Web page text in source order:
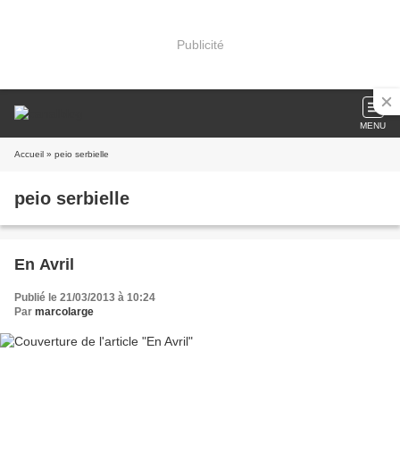
Publicité
MENU
Accueil » peio serbielle
peio serbielle
En Avril
Publié le 21/03/2013 à 10:24
Par marcolarge